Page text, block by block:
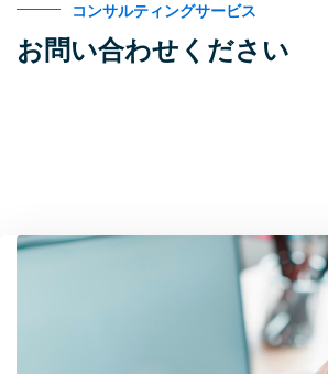
コンサルティングサービス
お問い合わせください